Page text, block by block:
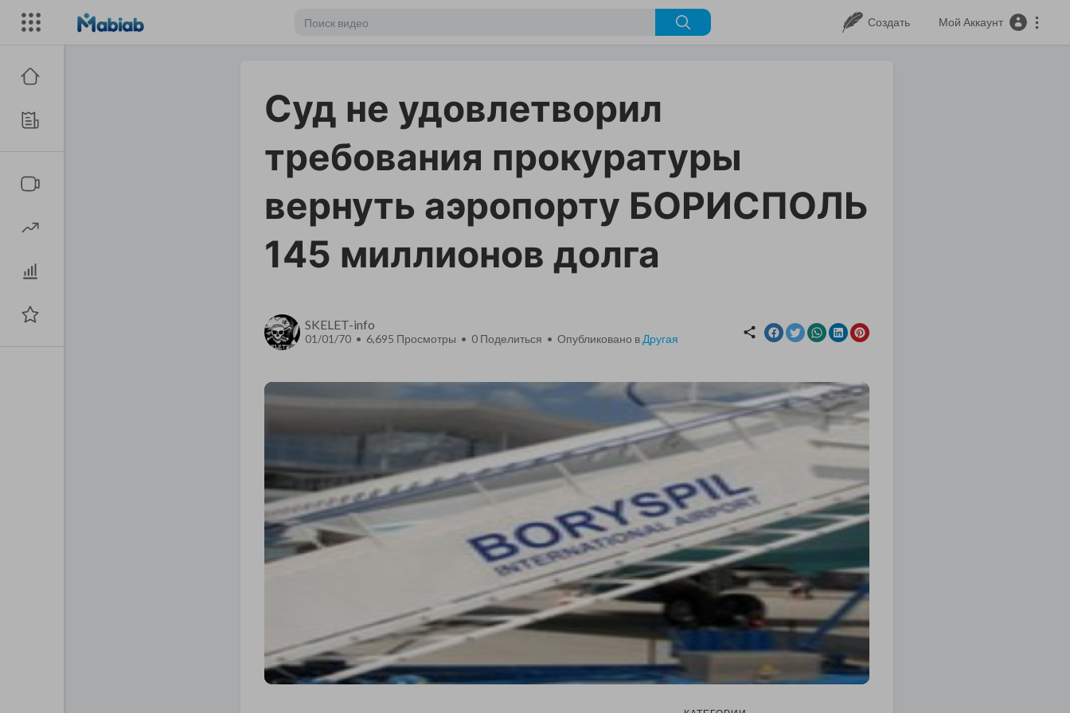
Создать Мой Аккаунт
​Суд не удовлетворил
требования прокуратуры
вернуть аэропорту БОРИСПОЛЬ
145 миллионов долга
SKELET-info
01/01/70 • 6,695 Просмотры • 0 Поделиться • Опубликовано в Другая